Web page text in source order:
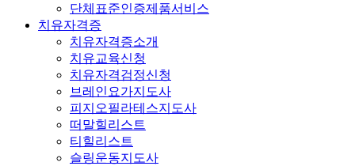
단체표준인증제품서비스
치유자격증
치유자격증소개
치유교육신청
치유자격검정신청
브레인요가지도사
피지오필라테스지도사
떠말힐리스트
티힐리스트
슬링운동지도사